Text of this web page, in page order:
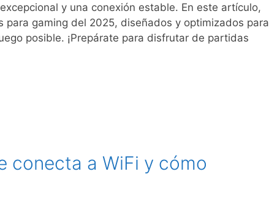
y una conexión estable. En este artículo,
para gaming del 2025, diseñados y optimizados para
posible. ¡Prepárate para disfrutar de partidas
conecta a WiFi y cómo